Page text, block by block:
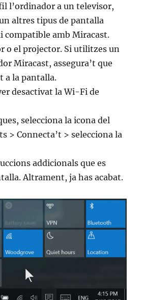
l’ordinador a un televisor,
altres tipus de pantalla
compatible amb Miracast.
o el projector. Si utilitzes un
Miracast, assegura’t que
a la pantalla.
desactivat la Wi-Fi de
selecciona la icona del
> Connecta’t > selecciona la
addicionals que es
Altrament, ja has acabat.